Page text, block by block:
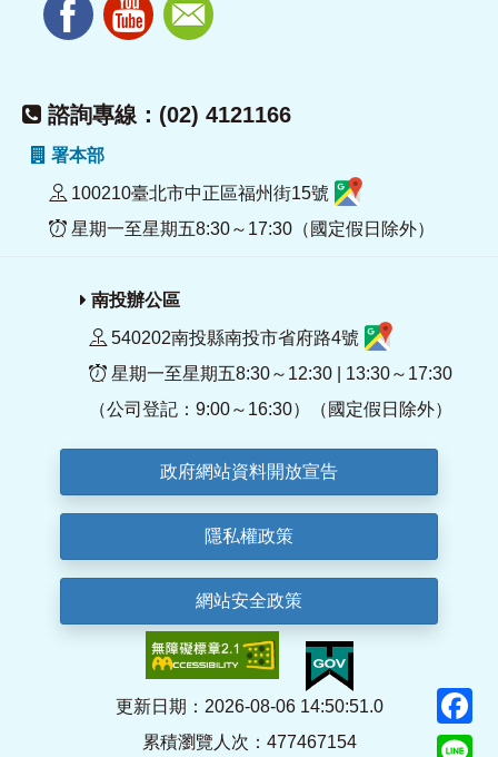
諮詢專線：(02) 4121166
署本部
100210臺北市中正區福州街15號
星期一至星期五8:30～17:30（國定假日除外）
南投辦公區
540202南投縣南投市省府路4號
星期一至星期五8:30～12:30 | 13:30～17:30
（公司登記：9:00～16:30）（國定假日除外）
政府網站資料開放宣告
隱私權政策
網站安全政策
更新日期：2026-08-06 14:50:51.0
累積瀏覽人次：477467154